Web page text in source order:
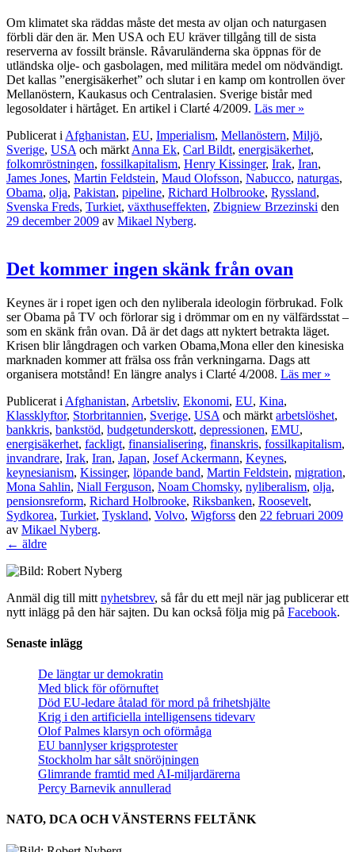
Om klimatet ska räddas måste det mesta av oljan och naturgasen
förbli där den är. Men USA och EU kräver tillgång till de sista
reserverna av fossilt bränsle. Råvaruländerna ska öppnas för de
utländska olje- och gasbolagen, med militära medel om nödvändigt.
Det kallas ”energisäkerhet” och slutar i en kamp om kontrollen över
Mellanöstern, Kaukasus och Centralasien. Sverige bistår med
legosoldater i härtåget. En artikel i Clarté 4/2009. Läs mer »
Publicerat i Afghanistan, EU, Imperialism, Mellanöstern, Miljö,
Sverige, USA och märkt Anna Ek, Carl Bildt, energisäkerhet,
folkomröstningen, fossilkapitalism, Henry Kissinger, Irak, Iran,
James Jones, Martin Feldstein, Maud Olofsson, Nabucco, naturgas,
Obama, olja, Pakistan, pipeline, Richard Holbrooke, Ryssland,
Svenska Freds, Turkiet, växthuseffekten, Zbigniew Brzezinski den
29 december 2009 av Mikael Nyberg.
Det kommer ingen skänk från ovan
Keynes är i ropet igen och den nyliberala ideologin förbrukad. Folk
ser Obama på TV och förlorar sig i drömmar om en ny välfärdsstat –
som en skänk från ovan. Då är det dags att nyktert betrakta läget.
Krisen blir långdragen och varken Obama,Mona eller den kinesiska
marknaden kommer att frälsa oss från verkningarna. Dags att
organisera motstånd! En längre analys i Clarté 4/2008. Läs mer »
Publicerat i Afghanistan, Arbetsliv, Ekonomi, EU, Kina,
Klassklyftor, Storbritannien, Sverige, USA och märkt arbetslöshet,
bankkris, bankstöd, budgetunderskott, depressionen, EMU,
energisäkerhet, fackligt, finansialisering, finanskris, fossilkapitalism,
invandrare, Irak, Iran, Japan, Josef Ackermann, Keynes,
keynesianism, Kissinger, löpande band, Martin Feldstein, migration,
Mona Sahlin, Niall Ferguson, Noam Chomsky, nyliberalism, olja,
pensionsreform, Richard Holbrooke, Riksbanken, Roosevelt,
Sydkorea, Turkiet, Tyskland, Volvo, Wigforss den 22 februari 2009
av Mikael Nyberg.
← äldre
Anmäl dig till mitt nyhetsbrev, så får du ett mejl när jag publicerar ett
nytt inlägg på den här sajten. Du kan också följa mig på Facebook.
Senaste inlägg
De längtar ur demokratin
Med blick för oförnuftet
Död EU-ledare åtalad för mord på frihetshjälte
Krig i den artificiella intelligensens tidevarv
Olof Palmes klarsyn och oförmåga
EU bannlyser krigsprotester
Stockholm har sålt snöröjningen
Glimrande framtid med AI-miljardärerna
Percy Barnevik annullerad
NATO, DCA OCH VÄNSTERNS FELTÄNK